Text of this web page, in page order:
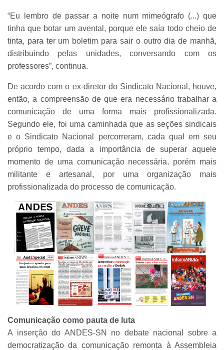
“Eu lembro de passar a noite num mimeógrafo (...) que
tinha que botar um avental, porque ele saía todo cheio de
tinta, para ter um boletim para sair o outro dia de manhã,
distribuindo pelas unidades, conversando com os
professores”, continua.
De acordo com o ex-diretor do Sindicato Nacional, houve,
então, a compreensão de que era necessário trabalhar a
comunicação de uma forma mais profissionalizada.
Segundo ele, foi uma caminhada que as seções sindicais
e o Sindicato Nacional percorreram, cada qual em seu
próprio tempo, dada a importância de superar aquele
momento de uma comunicação necessária, porém mais
militante e artesanal, por uma organização mais
profissionalizada do processo de comunicação.
Comunicação como pauta de luta
A inserção do ANDES-SN no debate nacional sobre a
democratização da comunicação remonta à Assembleia